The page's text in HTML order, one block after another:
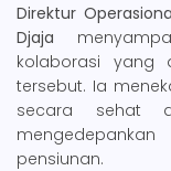
Direktur
Djaja
kolaborasi yang
tersebut. Ia
secara sehat
pensiunan.